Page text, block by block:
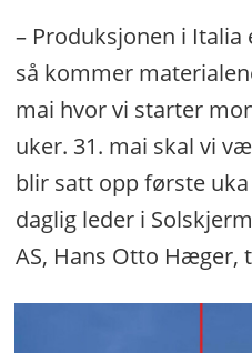
– Produksjonen i Italia
så kommer
mai hvor vi starter
uker. 31. mai skal vi
blir satt opp første
daglig leder i
AS, Hans Otto Hæger,